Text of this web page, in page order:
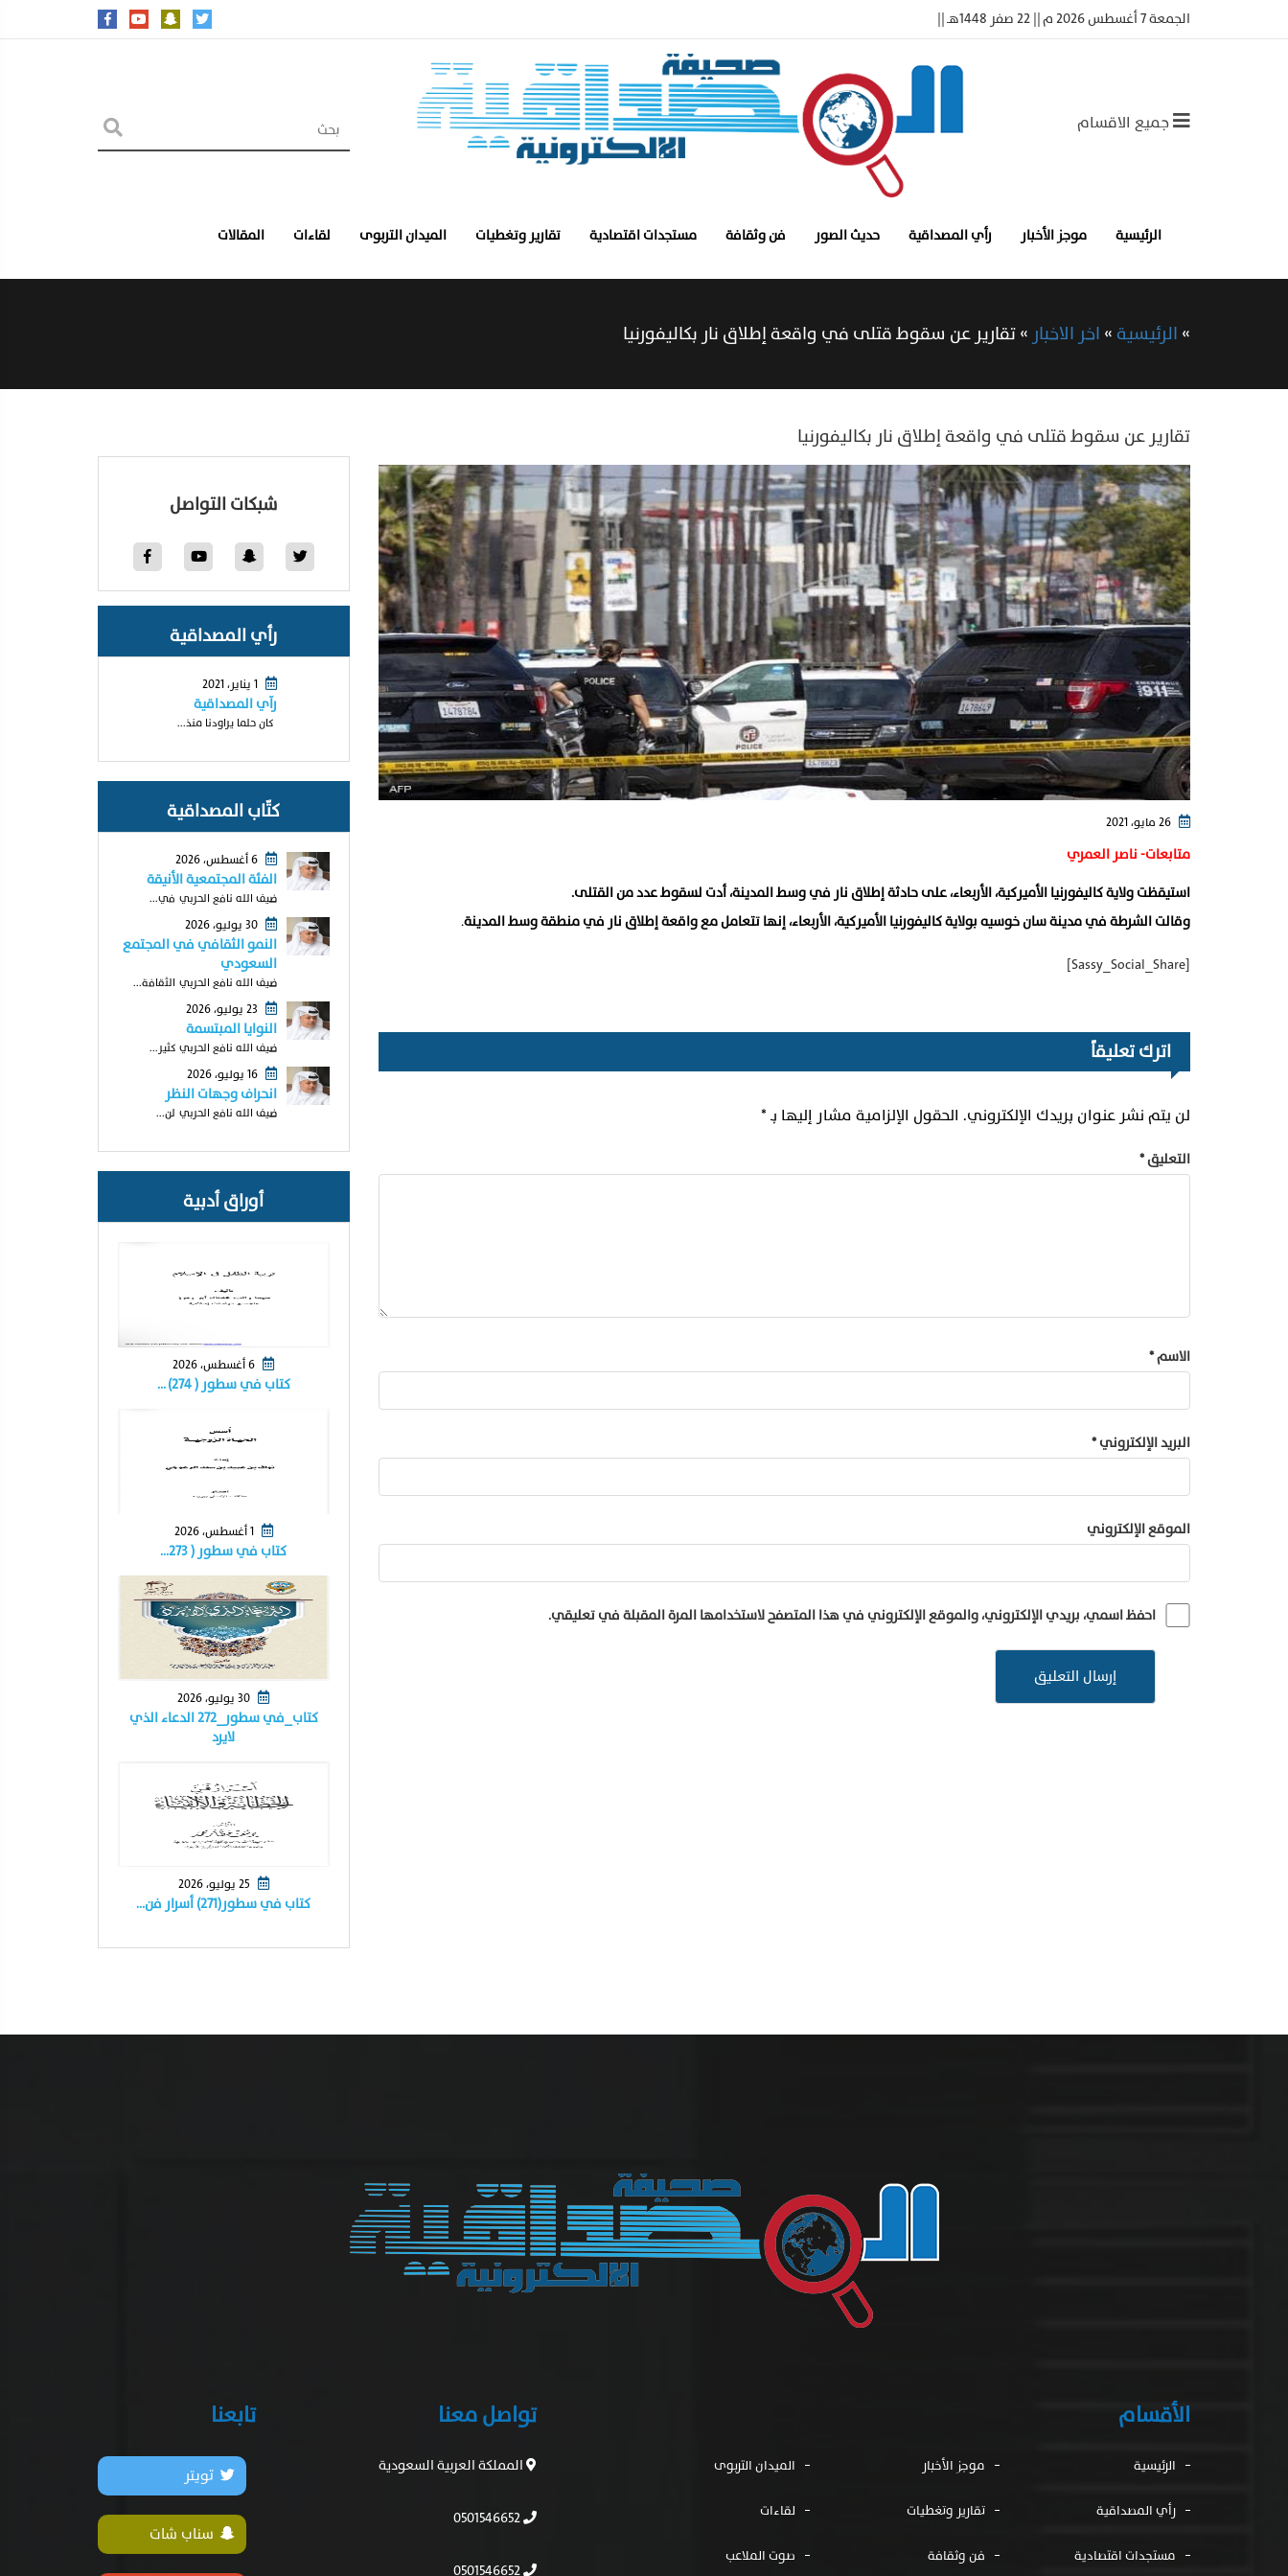
الجمعة 7 أغسطس 2026 م || 22 صفر 1448هـ ||
جميع الاقسام
الرئيسية موجز الأخبار رأي المصداقية حديث الصور فن وثقافة مستجدات اقتصادية تقارير وتغطيات الميدان التربوى لقاءات المقالات
»الرئيسية»اخر الاخبار »تقارير عن سقوط قتلى في واقعة إطلاق نار بكاليفورنيا
تقارير عن سقوط قتلى في واقعة إطلاق نار بكاليفورنيا
متابعات- ناصر العمري
استيقظت ولاية كاليفورنيا الأميركية، الأربعاء، على حادثة إطلاق نار في وسط المدينة، أدت لسقوط عدد من القتلى.
وقالت الشرطة في مدينة سان خوسيه بولاية كاليفورنيا الأميركية، الأربعاء، إنها تتعامل مع واقعة إطلاق نار في منطقة وسط المدينة.
[Sassy_Social_Share]
اترك تعليقاً
لن يتم نشر عنوان بريدك الإلكتروني. الحقول الإلزامية مشار إليها بـ*
التعليق*
الاسم*
البريد الإلكتروني*
الموقع الإلكتروني
احفظ اسمي، بريدي الإلكتروني، والموقع الإلكتروني في هذا المتصفح لاستخدامها المرة المقبلة في تعليقي.
شبكات التواصل
رأي المصداقية
رآي المصداقية
كان حلما يراودنا منذ...
كتّاب المصداقية
الفئة المجتمعية الأنيقة
ضيف الله نافع الحربي في...
النمو الثقافي في المجتمع
السعودي
ضيف الله نافع الحربي الثقافة...
النوايا المبتسمة
ضيف الله نافع الحربي كثير...
انحراف وجهات النظر
ضيف الله نافع الحربي لن...
أوراق أدبية
كتاب في سطور ( ٢٧٤) …
1 أغسطس، 2026
كتاب في سطور ( ٢٧٣…
كتاب_في سطور_٢٧٢ الدعاء الذي
لايرد
كتاب في سطور(٢٧١) أسرار فن…
الأقسام
الرئيسية موجز الأخبار الميدان التربوى
رأي المصداقية تقارير وتغطيات لقاءات
مستجدات اقتصادية فن وثقافة صوت الملاعب
تواصل معنا
المملكة العربية السعودية
0501546652
0501546652
تابعنا
تويتر
سناب شات